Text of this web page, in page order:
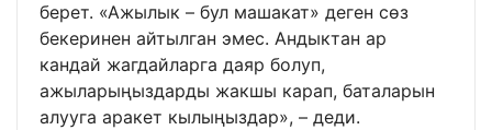
берет. «Ажылык – бул машакат» деген сөз
бекеринен айтылган эмес. Андыктан ар
кандай жагдайларга даяр болуп,
ажыларыңыздарды жакшы карап, баталарын
алууга аракет кылыңыздар», – деди.